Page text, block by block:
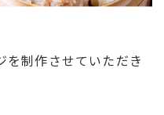
を制作させていただき